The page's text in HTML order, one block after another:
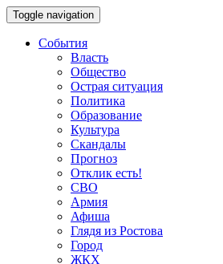
Toggle navigation
События
Власть
Общество
Острая ситуация
Политика
Образование
Культура
Скандалы
Прогноз
Отклик есть!
СВО
Армия
Афиша
Глядя из Ростова
Город
ЖКХ